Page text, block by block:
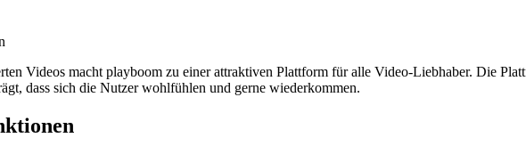
Videos macht playboom zu einer attraktiven Plattform für alle Video-Liebhaber. Die
dass sich die Nutzer wohlfühlen und gerne wiederkommen.